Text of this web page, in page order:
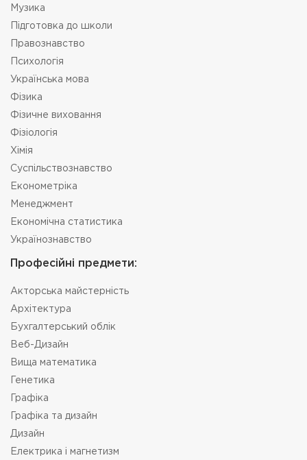
Музика
Підготовка до школи
Правознавство
Психологія
Українська мова
Фізика
Фізичне виховання
Фізіологія
Хімія
Суспільствознавство
Економетріка
Менеджмент
Економічна статистика
Українознавство
Професійні предмети:
Акторська майстерність
Архітектура
Бухгалтерський облік
Веб-Дизайн
Вища математика
Генетика
Графіка
Графіка та дизайн
Дизайн
Електрика і магнетизм